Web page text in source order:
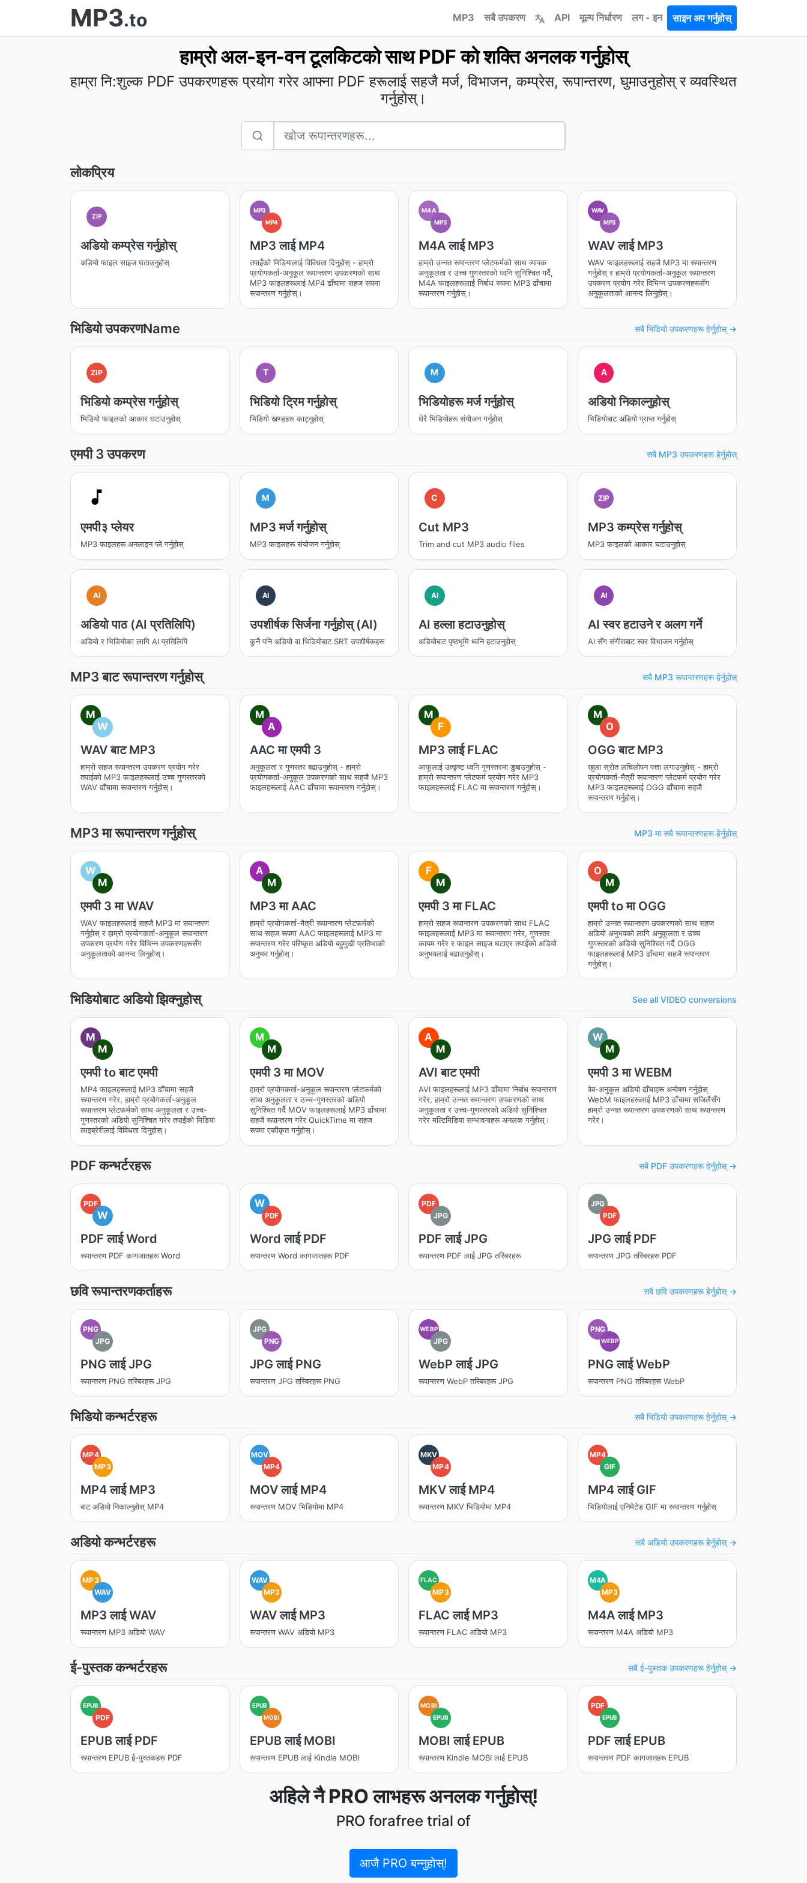
MP3.to MP3 सबै उपकरण API मूल्य निर्धारण लग - इन साइन अप गर्नुहोस्
हाम्रो अल-इन-वन टूलकिटको साथ PDF को शक्ति अनलक गर्नुहोस्
हाम्रा नि:शुल्क PDF उपकरणहरू प्रयोग गरेर आफ्ना PDF हरूलाई सहजै मर्ज, विभाजन, कम्प्रेस, रूपान्तरण, घुमाउनुहोस् र व्यवस्थित
गर्नुहोस्।
लोकप्रिय
ZIP
अडियो कम्प्रेस गर्नुहोस्
अडियो फाइल साइज घटाउनुहोस्
MP3
MP4
MP3 लाई MP4
तपाईंको मिडियालाई विविधता दिनुहोस् - हाम्रो
प्रयोगकर्ता-अनुकूल रूपान्तरण उपकरणको साथ
MP3 फाइलहरूलाई MP4 ढाँचामा सहज रूपमा
रूपान्तरण गर्नुहोस्।
M4A
MP3
M4A लाई MP3
हाम्रो उन्नत रूपान्तरण प्लेटफर्मको साथ व्यापक
अनुकूलता र उच्च गुणस्तरको ध्वनि सुनिश्चित गर्दै,
M4A फाइलहरूलाई निर्बाध रूपमा MP3 ढाँचामा
रूपान्तरण गर्नुहोस्।
WAV
MP3
WAV लाई MP3
WAV फाइलहरूलाई सहजै MP3 मा रूपान्तरण
गर्नुहोस् र हाम्रो प्रयोगकर्ता-अनुकूल रूपान्तरण
उपकरण प्रयोग गरेर विभिन्न उपकरणहरूसँग
अनुकूलताको आनन्द लिनुहोस्।
भिडियो उपकरणName सबै भिडियो उपकरणहरू हेर्नुहोस् →
ZIP
भिडियो कम्प्रेस गर्नुहोस्
भिडियो फाइलको आकार घटाउनुहोस्
T
भिडियो ट्रिम गर्नुहोस्
भिडियो खण्डहरू काट्नुहोस्
M
भिडियोहरू मर्ज गर्नुहोस्
धेरै भिडियोहरू संयोजन गर्नुहोस्
A
अडियो निकाल्नुहोस्
भिडियोबाट अडियो प्राप्त गर्नुहोस्
एमपी 3 उपकरण सबै MP3 उपकरणहरू हेर्नुहोस्
एमपी३ प्लेयर
MP3 फाइलहरू अनलाइन प्ले गर्नुहोस्
M
MP3 मर्ज गर्नुहोस्
MP3 फाइलहरू संयोजन गर्नुहोस्
C
Cut MP3
Trim and cut MP3 audio files
ZIP
MP3 कम्प्रेस गर्नुहोस्
MP3 फाइलको आकार घटाउनुहोस्
AI
अडियो पाठ (AI प्रतिलिपि)
अडियो र भिडियोका लागि AI प्रतिलिपि
AI
उपशीर्षक सिर्जना गर्नुहोस् (AI)
कुनै पनि अडियो वा भिडियोबाट SRT उपशीर्षकहरू
AI
AI हल्ला हटाउनुहोस्
अडियोबाट पृष्ठभूमि ध्वनि हटाउनुहोस्
AI
AI स्वर हटाउने र अलग गर्ने
AI सँग संगीतबाट स्वर विभाजन गर्नुहोस्
MP3 बाट रूपान्तरण गर्नुहोस् सबै MP3 रूपान्तरणहरू हेर्नुहोस्
M
W
WAV बाट MP3
हाम्रो सहज रूपान्तरण उपकरण प्रयोग गरेर
तपाईको MP3 फाइलहरूलाई उच्च गुणस्तरको
WAV ढाँचामा रूपान्तरण गर्नुहोस्।
M
A
AAC मा एमपी 3
अनुकूलता र गुणस्तर बढाउनुहोस् - हाम्रो
प्रयोगकर्ता-अनुकूल उपकरणको साथ सहजै MP3
फाइलहरूलाई AAC ढाँचामा रूपान्तरण गर्नुहोस्।
M
F
MP3 लाई FLAC
आफूलाई उत्कृष्ट ध्वनि गुणस्तरमा डुबाउनुहोस् -
हाम्रो रूपान्तरण प्लेटफर्म प्रयोग गरेर MP3
फाइलहरूलाई FLAC मा रूपान्तरण गर्नुहोस्।
M
O
OGG बाट MP3
खुला स्रोत लचिलोपन पत्ता लगाउनुहोस् - हाम्रो
प्रयोगकर्ता-मैत्री रूपान्तरण प्लेटफर्म प्रयोग गरेर
MP3 फाइलहरूलाई OGG ढाँचामा सहजै
रूपान्तरण गर्नुहोस्।
MP3 मा रूपान्तरण गर्नुहोस् MP3 मा सबै रूपान्तरणहरू हेर्नुहोस्
W
M
एमपी 3 मा WAV
WAV फाइलहरूलाई सहजै MP3 मा रूपान्तरण
गर्नुहोस् र हाम्रो प्रयोगकर्ता-अनुकूल रूपान्तरण
उपकरण प्रयोग गरेर विभिन्न उपकरणहरूसँग
अनुकूलताको आनन्द लिनुहोस्।
A
M
MP3 मा AAC
हाम्रो प्रयोगकर्ता-मैत्री रूपान्तरण प्लेटफर्मको
साथ सहज रूपमा AAC फाइलहरूलाई MP3 मा
रूपान्तरण गरेर परिष्कृत अडियो बहुमुखी प्रतिभाको
अनुभव गर्नुहोस्।
F
M
एमपी 3 मा FLAC
हाम्रो सहज रूपान्तरण उपकरणको साथ FLAC
फाइलहरूलाई MP3 मा रूपान्तरण गरेर, गुणस्तर
कायम गरेर र फाइल साइज घटाएर तपाईंको अडियो
अनुभवलाई बढाउनुहोस्।
O
M
एमपी to मा OGG
हाम्रो उन्नत रूपान्तरण उपकरणको साथ सहज
अडियो अनुभवको लागि अनुकूलता र उच्च
गुणस्तरको अडियो सुनिश्चित गर्दै OGG
फाइलहरूलाई MP3 ढाँचामा सहजै रूपान्तरण
गर्नुहोस्।
भिडियोबाट अडियो झिक्नुहोस् See all VIDEO conversions
M
M
एमपी to बाट एमपी
MP4 फाइलहरूलाई MP3 ढाँचामा सहजै
रूपान्तरण गरेर, हाम्रो प्रयोगकर्ता-अनुकूल
रूपान्तरण प्लेटफर्मको साथ अनुकूलता र उच्च-
गुणस्तरको अडियो सुनिश्चित गरेर तपाईंको मिडिया
लाइब्रेरीलाई विविधता दिनुहोस्।
M
M
एमपी 3 मा MOV
हाम्रो प्रयोगकर्ता-अनुकूल रूपान्तरण प्लेटफर्मको
साथ अनुकूलता र उच्च-गुणस्तरको अडियो
सुनिश्चित गर्दै MOV फाइलहरूलाई MP3 ढाँचामा
सहजै रूपान्तरण गरेर QuickTime मा सहज
रूपमा एकीकृत गर्नुहोस्।
A
M
AVI बाट एमपी
AVI फाइलहरूलाई MP3 ढाँचामा निर्बाध रूपान्तरण
गरेर, हाम्रो उन्नत रूपान्तरण उपकरणको साथ
अनुकूलता र उच्च-गुणस्तरको अडियो सुनिश्चित
गरेर मल्टिमिडिया सम्भावनाहरू अनलक गर्नुहोस्।
W
M
एमपी 3 मा WEBM
वेब-अनुकूल अडियो ढाँचाहरू अन्वेषण गर्नुहोस्
WebM फाइलहरूलाई MP3 ढाँचामा सजिलैसँग
हाम्रो उन्नत रूपान्तरण उपकरणको साथ रूपान्तरण
गरेर।
PDF कन्भर्टरहरू सबै PDF उपकरणहरू हेर्नुहोस् →
PDF
W
PDF लाई Word
रूपान्तरण PDF कागजातहरू Word
W
PDF
Word लाई PDF
रूपान्तरण Word कागजातहरू PDF
PDF
JPG
PDF लाई JPG
रूपान्तरण PDF लाई JPG तस्बिरहरू
JPG
PDF
JPG लाई PDF
रूपान्तरण JPG तस्बिरहरू PDF
छवि रूपान्तरणकर्ताहरू सबै छवि उपकरणहरू हेर्नुहोस् →
PNG
JPG
PNG लाई JPG
रूपान्तरण PNG तस्बिरहरू JPG
JPG
PNG
JPG लाई PNG
रूपान्तरण JPG तस्बिरहरू PNG
WEBP
JPG
WebP लाई JPG
रूपान्तरण WebP तस्बिरहरू JPG
PNG
WEBP
PNG लाई WebP
रूपान्तरण PNG तस्बिरहरू WebP
भिडियो कन्भर्टरहरू सबै भिडियो उपकरणहरू हेर्नुहोस् →
MP4
MP3
MP4 लाई MP3
बाट अडियो निकाल्नुहोस् MP4
MOV
MP4
MOV लाई MP4
रूपान्तरण MOV भिडियोमा MP4
MKV
MP4
MKV लाई MP4
रूपान्तरण MKV भिडियोमा MP4
MP4
GIF
MP4 लाई GIF
भिडियोलाई एनिमेटेड GIF मा रूपान्तरण गर्नुहोस्
अडियो कन्भर्टरहरू सबै अडियो उपकरणहरू हेर्नुहोस् →
MP3
WAV
MP3 लाई WAV
रूपान्तरण MP3 अडियो WAV
WAV
MP3
WAV लाई MP3
रूपान्तरण WAV अडियो MP3
FLAC
MP3
FLAC लाई MP3
रूपान्तरण FLAC अडियो MP3
M4A
MP3
M4A लाई MP3
रूपान्तरण M4A अडियो MP3
ई-पुस्तक कन्भर्टरहरू सबै ई-पुस्तक उपकरणहरू हेर्नुहोस् →
EPUB
PDF
EPUB लाई PDF
रूपान्तरण EPUB ई-पुस्तकहरू PDF
EPUB
MOBI
EPUB लाई MOBI
रूपान्तरण EPUB लाई Kindle MOBI
MOBI
EPUB
MOBI लाई EPUB
रूपान्तरण Kindle MOBI लाई EPUB
PDF
EPUB
PDF लाई EPUB
रूपान्तरण PDF कागजातहरू EPUB
अहिले नै PRO लाभहरू अनलक गर्नुहोस्!
PRO forafree trial of
आजै PRO बन्नुहोस्!